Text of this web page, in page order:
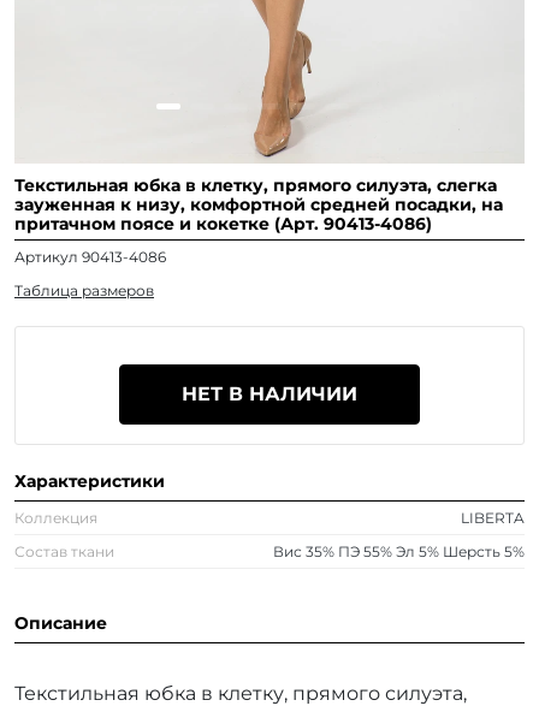
Текстильная юбка в клетку, прямого силуэта, слегка
зауженная к низу, комфортной средней посадки, на
притачном поясе и кокетке (Арт. 90413-4086)
Артикул 90413-4086
Таблица размеров
НЕТ В НАЛИЧИИ
Характеристики
Коллекция
LIBERTA
Состав ткани
Вис 35% ПЭ 55% Эл 5% Шерсть 5%
Описание
Текстильная юбка в клетку, прямого силуэта,